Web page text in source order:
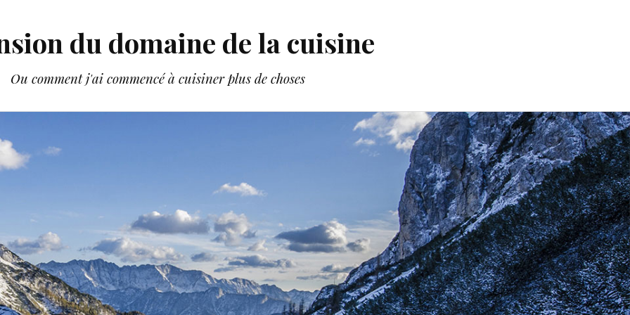
du domaine de la cuisine
Ou comment j'ai commencé à cuisiner plus de choses